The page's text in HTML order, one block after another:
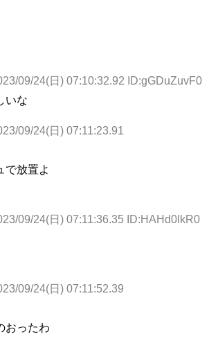
09/24(日) 07:10:32.92 ID:gGDuZuvF0
いな
09/24(日) 07:11:23.91
で放置よ
09/24(日) 07:11:36.35 ID:HAHd0lkR0
09/24(日) 07:11:52.39
おったわ